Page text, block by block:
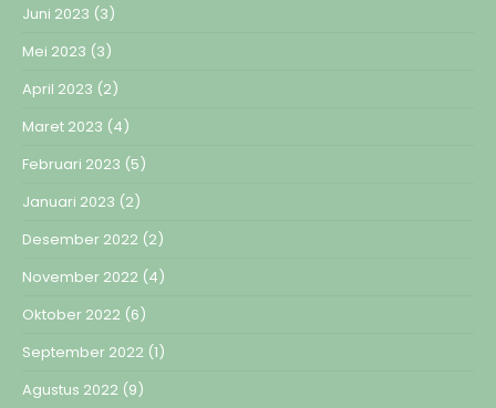
Juni 2023 (3)
Mei 2023 (3)
April 2023 (2)
Maret 2023 (4)
Februari 2023 (5)
Januari 2023 (2)
Desember 2022 (2)
November 2022 (4)
Oktober 2022 (6)
September 2022 (1)
Agustus 2022 (9)